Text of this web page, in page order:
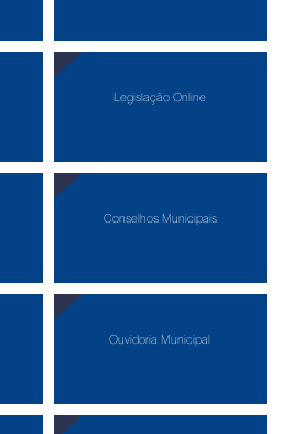
Legislação Online
Conselhos Municipais
Ouvidoria Municipal